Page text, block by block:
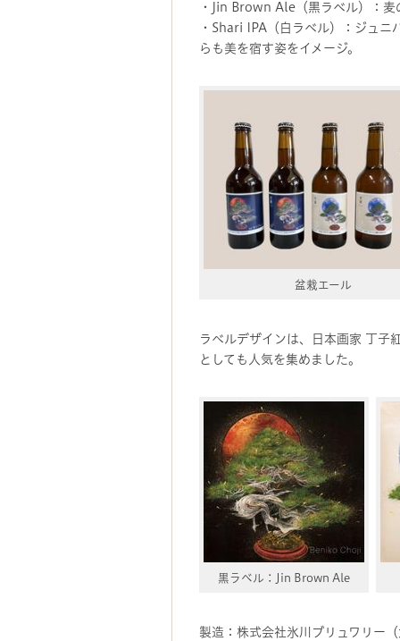
・Jin Brown Ale（黒ラベル）：麦
・Shari IPA（白ラベル）：ジュニ
らも美を宿す姿をイメージ。
盆栽エール
ラベルデザインは、日本画家 丁子
としても人気を集めました。
黒ラベル：Jin Brown Ale
製造：株式会社氷川ブリュワリー（